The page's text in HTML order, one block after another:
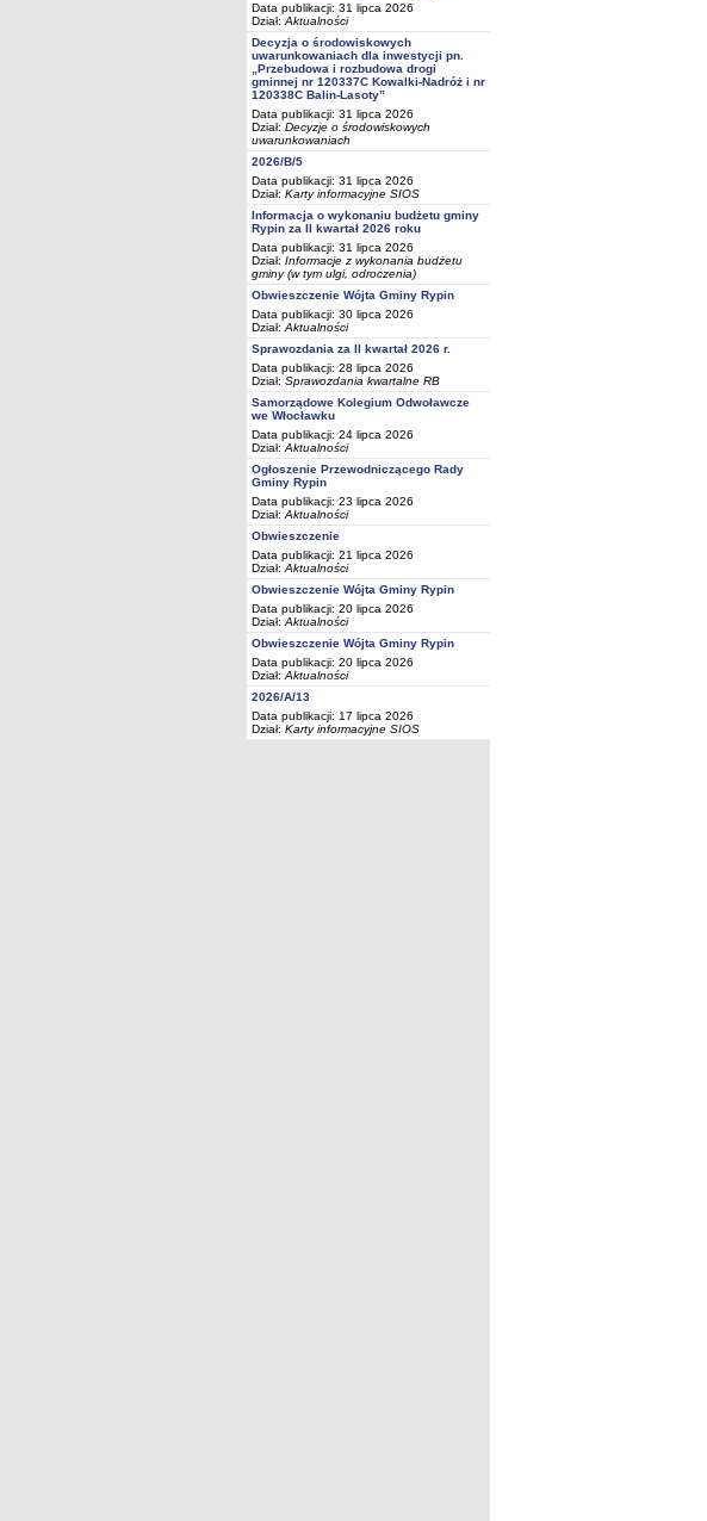
Data publikacji: 31 lipca 2026
Dział: Aktualności
Decyzja o środowiskowych
uwarunkowaniach dla inwestycji pn.
„Przebudowa i rozbudowa drogi
gminnej nr 120337C Kowalki-Nadróż i nr
120338C Balin-Lasoty”
Data publikacji: 31 lipca 2026
Dział: Decyzje o środowiskowych
uwarunkowaniach
2026/B/5
Data publikacji: 31 lipca 2026
Dział: Karty informacyjne SIOS
Informacja o wykonaniu budżetu gminy
Rypin za II kwartał 2026 roku
Data publikacji: 31 lipca 2026
Dział: Informacje z wykonania budżetu
gminy (w tym ulgi, odroczenia)
Obwieszczenie Wójta Gminy Rypin
Data publikacji: 30 lipca 2026
Dział: Aktualności
Sprawozdania za II kwartał 2026 r.
Data publikacji: 28 lipca 2026
Dział: Sprawozdania kwartalne RB
Samorządowe Kolegium Odwoławcze
we Włocławku
Data publikacji: 24 lipca 2026
Dział: Aktualności
Ogłoszenie Przewodniczącego Rady
Gminy Rypin
Data publikacji: 23 lipca 2026
Dział: Aktualności
Obwieszczenie
Data publikacji: 21 lipca 2026
Dział: Aktualności
Obwieszczenie Wójta Gminy Rypin
Data publikacji: 20 lipca 2026
Dział: Aktualności
Obwieszczenie Wójta Gminy Rypin
Data publikacji: 20 lipca 2026
Dział: Aktualności
2026/A/13
Data publikacji: 17 lipca 2026
Dział: Karty informacyjne SIOS